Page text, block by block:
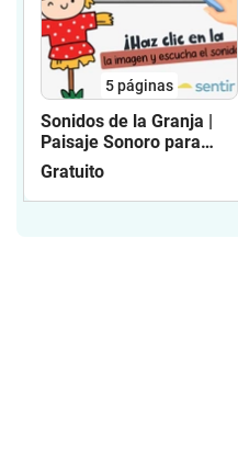
5páginas
Sonidos de la Granja |
Paisaje Sonoro para
Inicial Primaria
Gratuito